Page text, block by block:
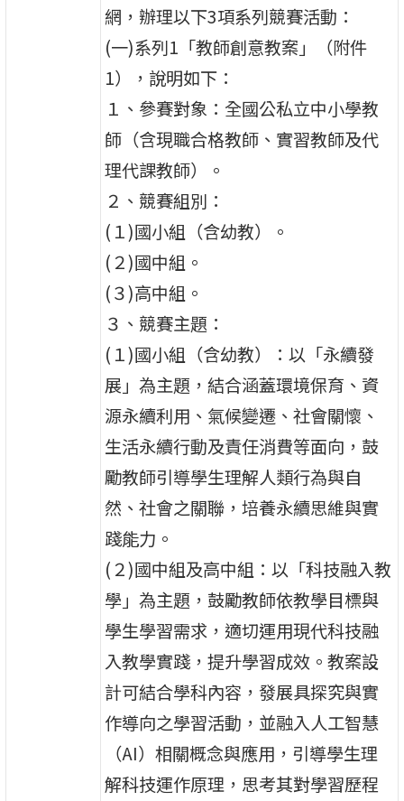
網，辦理以下3項系列競賽活動：
(一)系列1「教師創意教案」（附件
1），說明如下：
１、參賽對象：全國公私立中小學教
師（含現職合格教師、實習教師及代
理代課教師）。
２、競賽組別：
(１)國小組（含幼教）。
(２)國中組。
(３)高中組。
３、競賽主題：
(１)國小組（含幼教）：以「永續發
展」為主題，結合涵蓋環境保育、資
源永續利用、氣候變遷、社會關懷、
生活永續行動及責任消費等面向，鼓
勵教師引導學生理解人類行為與自
然、社會之關聯，培養永續思維與實
踐能力。
(２)國中組及高中組：以「科技融入教
學」為主題，鼓勵教師依教學目標與
學生學習需求，適切運用現代科技融
入教學實踐，提升學習成效。教案設
計可結合學科內容，發展具探究與實
作導向之學習活動，並融入人工智慧
（AI）相關概念與應用，引導學生理
解科技運作原理，思考其對學習歷程